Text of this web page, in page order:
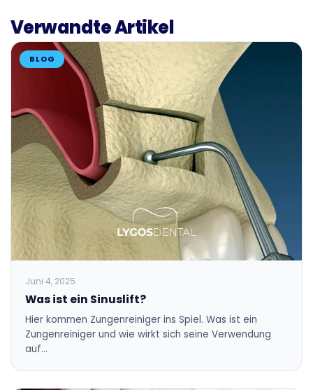
Verwandte Artikel
BLOG
Juni 4, 2025
Was ist ein Sinuslift?
Hier kommen Zungenreiniger ins Spiel. Was ist ein
Zungenreiniger und wie wirkt sich seine Verwendung
auf…